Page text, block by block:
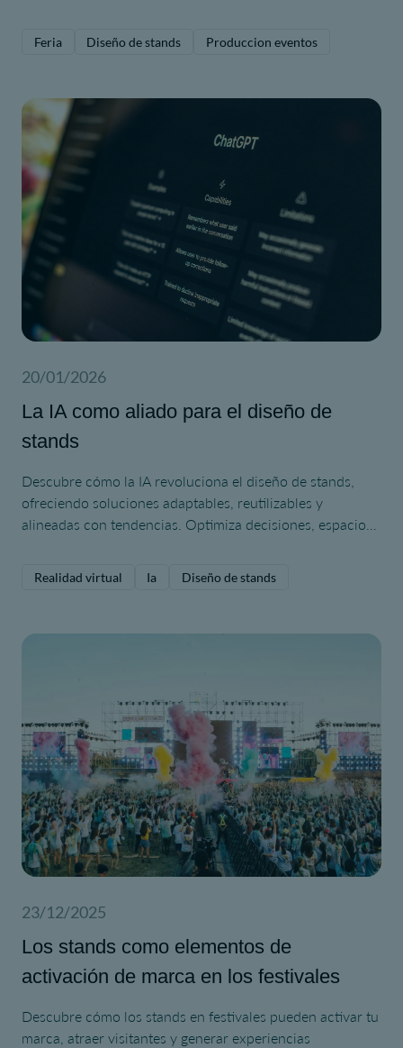
Feria Diseño de stands Produccion eventos
20/01/2026
La IA como aliado para el diseño de
stands
Descubre cómo la IA revoluciona el diseño de stands,
ofreciendo soluciones adaptables, reutilizables y
alineadas con tendencias. Optimiza decisiones, espacios
Realidad virtual Ia Diseño de stands
23/12/2025
Los stands como elementos de
activación de marca en los festivales
Descubre cómo los stands en festivales pueden activar tu
marca, atraer visitantes y generar experiencias